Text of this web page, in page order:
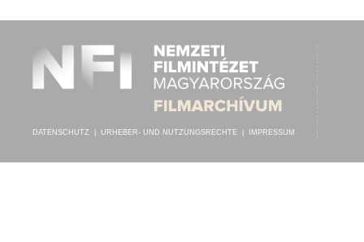
DATENSCHUTZ URHEBER- UND NUTZUNGSRECHTE IMPRESSUM